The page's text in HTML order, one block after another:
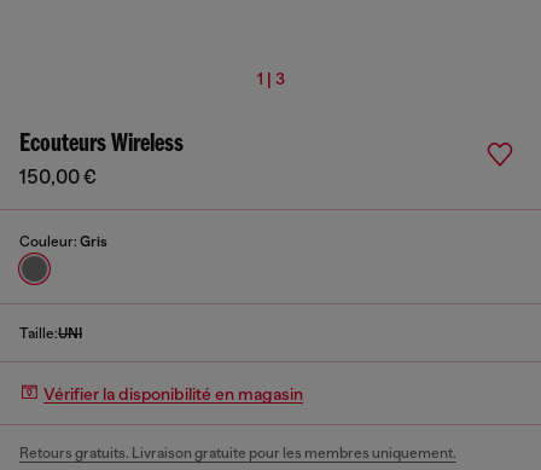
1 | 3
Ecouteurs Wireless
150,00 €
Couleur: Gris
Taille:UNI
Vérifier la disponibilité en magasin
Retours gratuits. Livraison gratuite pour les membres uniquement.